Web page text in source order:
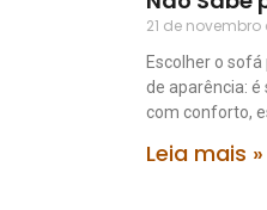
21 de novembro
Escolher o
de aparência: é
com conforto,
Leia mais »